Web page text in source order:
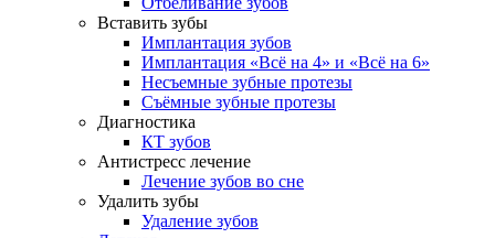
Вставить зубы
Имплантация зубов
Имплантация «‎Всё на 4» и «‎Всё на 6»
Несъемные зубные протезы
Съёмные зубные протезы
Диагностика
КТ зубов
Антистресс лечение
Лечение зубов во сне
Удалить зубы
Удаление зубов